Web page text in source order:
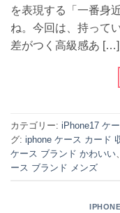
を表現する「一番身
ね。今回は、持って
差がつく高級感あ […]
カテゴリー: iPhone17 ケ
グ: iphone ケース カード
ケース ブランド かわいい
ース ブランド メンズ